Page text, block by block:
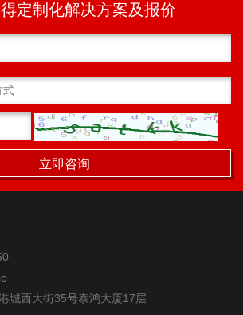
定制化解决方案及报价
城西大街35号泰鸿大厦17层